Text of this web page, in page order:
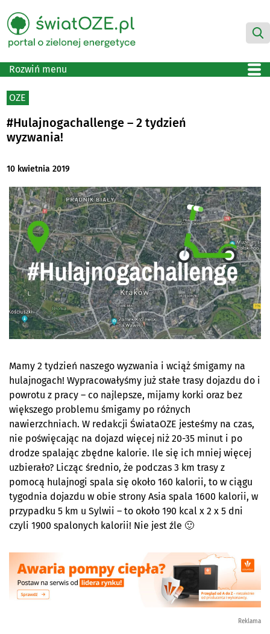
Rozwiń menu
OZE
#Hulajnogachallenge – 2 tydzień
wyzwania!
10 kwietnia 2019
Mamy 2 tydzień naszego wyzwania i wciąż śmigamy na
hulajnogach! Wypracowałyśmy już stałe trasy dojazdu do i
powrotu z pracy – co najlepsze, mijamy korki oraz bez
większego problemu śmigamy po różnych
nawierzchniach. W redakcji ŚwiataOZE jesteśmy na czas,
nie poświęcając na dojazd więcej niż 20-35 minut i po
drodze spalając zbędne kalorie. Ile się ich mniej więcej
uzbierało? Licząc średnio, że podczas 3 km trasy z
pomocą hulajnogi spala się około 160 kalorii, to w ciągu
tygodnia dojazdu w obie strony Asia spala 1600 kalorii, w
przypadku 5 km u Sylwii – to około 190 kcal x 2 x 5 dni
czyli 1900 spalonych kalorii! Nie jest źle 🙂
Reklama